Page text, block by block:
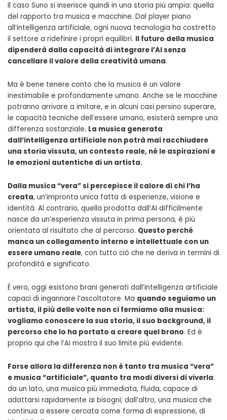
Il caso Suno si inserisce quindi in una storia più ampia: quella
del rapporto tra musica e macchine. Dal player piano
all’intelligenza artificiale, ogni nuova tecnologia ha costretto
il settore a ridefinire i propri equilibri. Il futuro della musica
dipenderà dalla capacità di integrare l’AI senza
cancellare il valore della creatività umana.
Ma è bene tenere conto che la musica è un valore
inestimabile e profondamente umano. Anche se le macchine
potranno arrivare a imitare, e in alcuni casi persino superare,
le capacità tecniche dell’essere umano, esisterà sempre una
differenza sostanziale. La musica generata
dall’intelligenza artificiale non potrà mai racchiudere
una storia vissuta, un contesto reale, né le aspirazioni e
le emozioni autentiche di un artista.
Dalla musica “vera” si percepisce il calore di chi l’ha
creata, un’impronta unica fatta di esperienze, visione e
identità. Al contrario, quella prodotta dall’AI difficilmente
nasce da un’esperienza vissuta in prima persona, è più
orientata al risultato che al percorso. Questo perché
manca un collegamento interno e intellettuale con un
essere umano reale, con tutto ciò che ne deriva in termini di
profondità e significato.
È vero, oggi esistono brani generati dall’intelligenza artificiale
capaci di ingannare l’ascoltatore. Ma quando seguiamo un
artista, il più delle volte non ci fermiamo alla musica:
vogliamo conoscere la sua storia, il suo background, il
percorso che lo ha portato a creare quel brano. Ed è
proprio qui che l’AI mostra il suo limite più evidente.
Forse allora la differenza non è tanto tra musica “vera”
e musica “artificiale”, quanto tra modi diversi di viverla:
da un lato, una musica più immediata, fluida, capace di
adattarsi rapidamente ai bisogni; dall’altro, una musica che
continua a essere cercata come forma di espressione, di